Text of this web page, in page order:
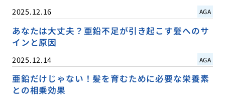
2025.12.16 AGA
あなたは大丈夫？亜鉛不足が引き起こす髪へのサ
インと原因
2025.12.14 AGA
亜鉛だけじゃない！髪を育むために必要な栄養素
との相乗効果